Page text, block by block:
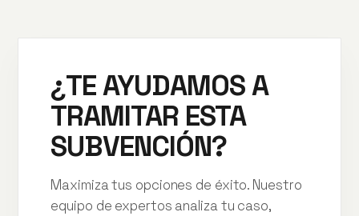
¿TE AYUDAMOS A
TRAMITAR ESTA
SUBVENCIÓN?
Maximiza tus opciones de éxito. Nuestro
equipo de expertos analiza tu caso,